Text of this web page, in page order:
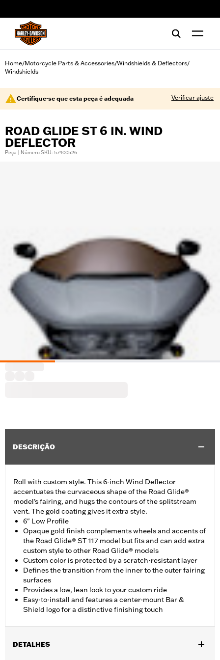
Home/Motorcycle Parts & Accessories/Windshields & Deflectors/
Windshields
Certifique-se que esta peça é adequada Verificar ajuste
ROAD GLIDE ST 6 IN. WIND
DEFLECTOR
Peça | Número SKU: 57400526
DESCRIÇÃO
Roll with custom style. This 6-inch Wind Deflector
accentuates the curvaceous shape of the Road Glide®
model's fairing, and hugs the contours of the splitstream
vent. The gold coating gives it extra style.
6" Low Profile
Opaque gold finish complements wheels and accents of
the Road Glide® ST 117 model but fits and can add extra
custom style to other Road Glide® models
Custom color is protected by a scratch-resistant layer
Defines the transition from the inner to the outer fairing
surfaces
Provides a low, lean look to your custom ride
Easy-to-install and features a center-mount Bar &
Shield logo for a distinctive finishing touch
DETALHES